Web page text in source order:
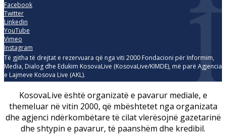
Facebook
Twitter
Linkedin
YouTube
Vimeo
Instagram
Të gjitha të drejtat e rezervuara që nga viti 2000 Fondacioni për Informim,
Media, Dialog dhe Edukim KosovaLive (KosovaLive/KIMDE), më parë Agjencia
e Lajmeve Kosova Live (AKL).
KosovaLive është organizatë e pavarur mediale, e
themeluar në vitin 2000, që mbështetet nga organizata
dhe agjenci ndërkombëtare të cilat vlerësojnë gazetarinë
dhe shtypin e pavarur, të paanshëm dhe kredibil.